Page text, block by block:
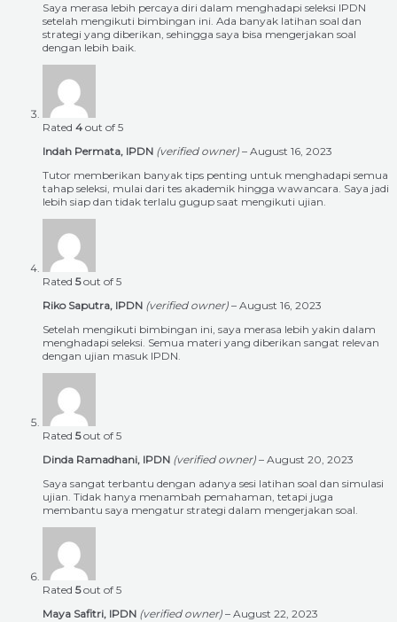
Saya merasa lebih percaya diri dalam menghadapi seleksi IPDN
setelah mengikuti bimbingan ini. Ada banyak latihan soal dan
strategi yang diberikan, sehingga saya bisa mengerjakan soal
dengan lebih baik.
Rated 4 out of 5
Indah Permata, IPDN (verified owner) – August 16, 2023
Tutor memberikan banyak tips penting untuk menghadapi semua
tahap seleksi, mulai dari tes akademik hingga wawancara. Saya jadi
lebih siap dan tidak terlalu gugup saat mengikuti ujian.
Rated 5out of 5
Riko Saputra, IPDN (verified owner) – August 16, 2023
Setelah mengikuti bimbingan ini, saya merasa lebih yakin dalam
menghadapi seleksi. Semua materi yang diberikan sangat relevan
dengan ujian masuk IPDN.
Rated 5out of 5
Dinda Ramadhani, IPDN (verified owner) – August 20, 2023
Saya sangat terbantu dengan adanya sesi latihan soal dan simulasi
ujian. Tidak hanya menambah pemahaman, tetapi juga
membantu saya mengatur strategi dalam mengerjakan soal.
Rated 5out of 5
Maya Safitri, IPDN (verified owner) – August 22, 2023